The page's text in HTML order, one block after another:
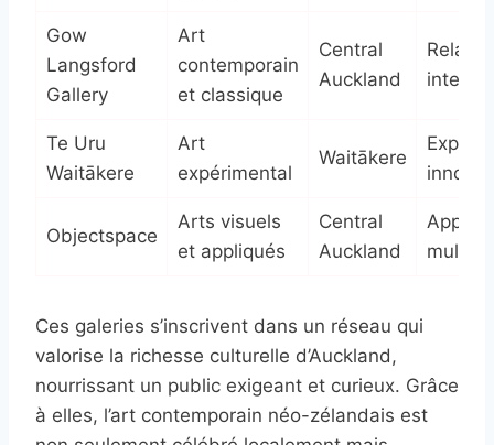
Gow
Langsford
Gallery
Art
contemporain
et classique
Central
Auckland
Te Uru
Waitākere
Art
expérimental
Waitākere
Objectspace
Arts visuels
et appliqués
Central
Auckland
Ces galeries s’inscrivent dans un réseau qui
valorise la richesse culturelle d’Auckland,
nourrissant un public exigeant et curieux. Grâce
à elles, l’art contemporain néo-zélandais est